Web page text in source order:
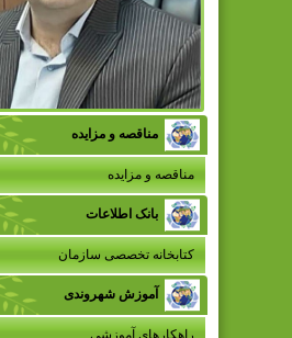
مناقصه و مزایده
مناقصه و مزایده
بانک اطلاعات
کتابخانه تخصصی سازمان
آموزش شهروندی
راهکارهای آموزشی